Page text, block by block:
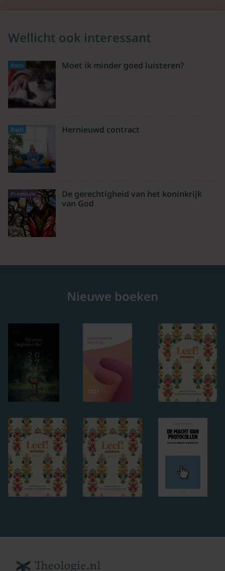
Wellicht ook interessant
Basis Moet ik minder goed luisteren?
Basis Hernieuwd contract
Premium
De gerechtigheid van het koninkrijk
van God
Nieuwe boeken